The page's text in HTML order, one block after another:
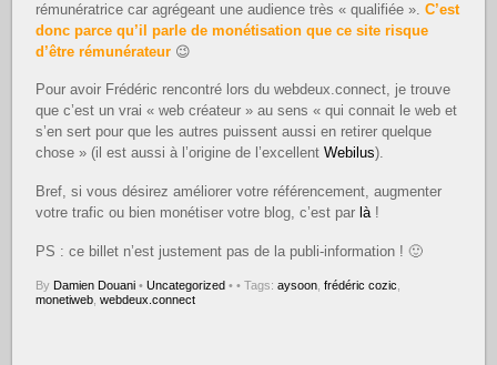
rémunératrice car agrégeant une audience très « qualifiée ».C’est
donc parce qu’il parle de monétisation que ce site risque
d’être rémunérateur 😉
Pour avoir Frédéric rencontré lors du webdeux.connect, je trouve
que c’est un vrai « web créateur » au sens « qui connait le web et
s’en sert pour que les autres puissent aussi en retirer quelque
chose » (il est aussi à l’origine de l’excellentWebilus).
Bref, si vous désirez améliorer votre référencement, augmenter
votre trafic ou bien monétiser votre blog, c’est par là!
PS : ce billet n’est justement pas de la publi-information ! 🙂
By Damien Douani • Uncategorized • • Tags:aysoon ,frédéric cozic
monetiweb ,webdeux.connect